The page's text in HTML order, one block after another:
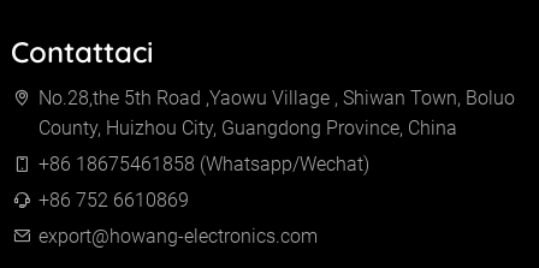
Contattaci
No.28,the 5th Road ,Yaowu Village , Shiwan Town, Boluo
County, Huizhou City, Guangdong Province, China
+86 18675461858 (Whatsapp/Wechat)
+86 752 6610869
export@howang-electronics.com